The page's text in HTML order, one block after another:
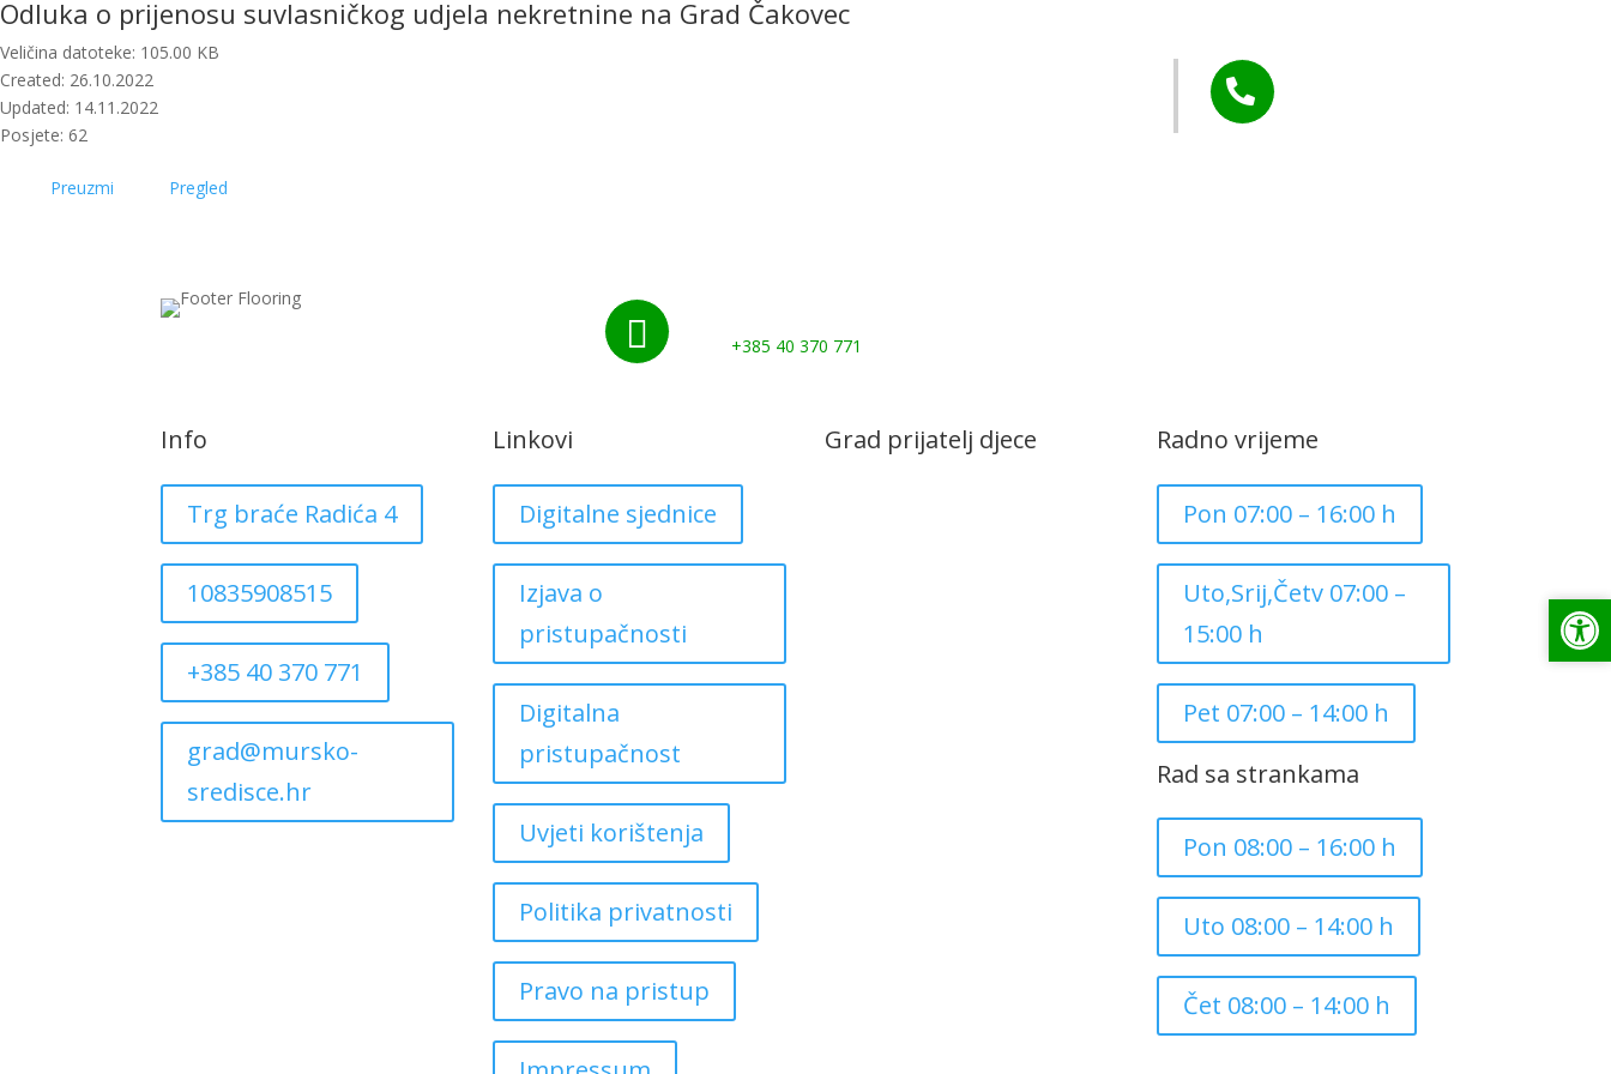

Odluka o prijenosu suvlasničkog udjela nekretnine na Grad Čakovec
Veličina datoteke: 105.00 KB
Created: 26.10.2022
Updated: 14.11.2022
Posjete: 62
Preuzmi Pregled
 +385 40 370 771
Info
Trg braće Radića 4
10835908515
+385 40 370 771
grad@mursko-
sredisce.hr
Linkovi
Digitalne sjednice
Izjava o
pristupačnosti
Digitalna
pristupačnost
Uvjeti korištenja
Politika privatnosti
Pravo na pristup
Grad prijatelj djece Radno vrijeme
Pon 07:00 – 16:00 h
Uto,Srij,Četv 07:00 –
15:00 h
Pet 07:00 – 14:00 h
Rad sa strankama
Pon 08:00 – 16:00 h
Uto 08:00 – 14:00 h
Čet 08:00 – 14:00 h